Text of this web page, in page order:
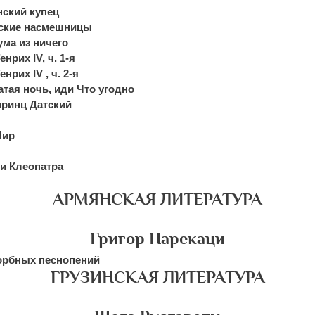
купец
насмешницы
из ничего
IV, ч. 1-я
IV , ч. 2-я
ночь, иди Что угодно
Датский
Клеопатра
АРМЯНСКАЯ ЛИТЕРАТУРА
Григор Нарекаци
песнопений
ГРУЗИНСКАЯ ЛИТЕРАТУРА